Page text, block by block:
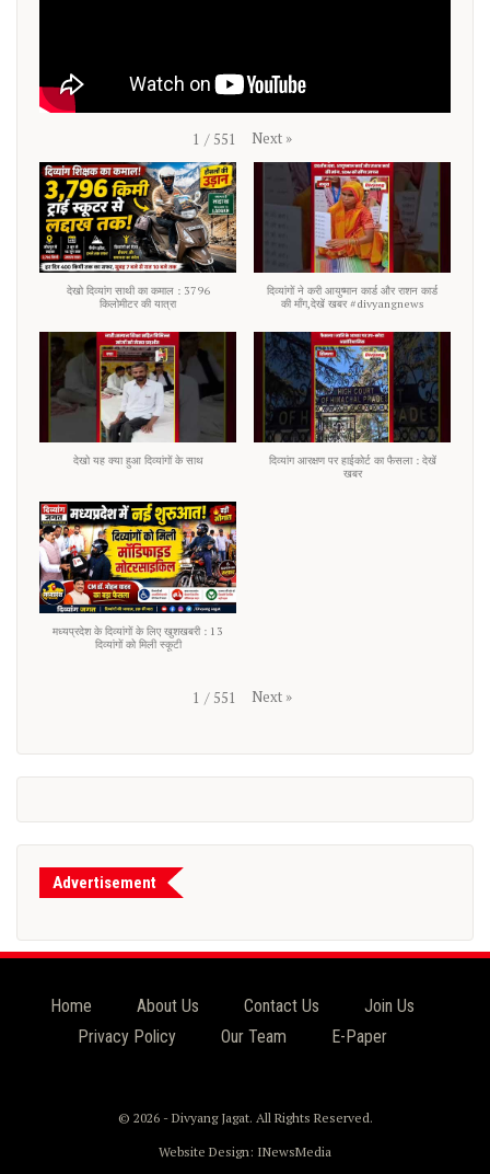
1 / 551 Next »
देखो दिव्यांग साथी का कमाल : 3796
किलोमीटर की यात्रा
दिव्यांगों ने करी आयुष्मान कार्ड और राशन कार्ड
की माँग,देखें खबर #divyangnews
देखो यह क्या हुआ दिव्यांगों के साथ
दिव्यांग आरक्षण पर हाईकोर्ट का फैसला : देखें
खबर
मध्यप्रदेश के दिव्यांगों के लिए खुशखबरी : 13
दिव्यांगों को मिली स्कूटी
1 / 551 Next »
Advertisement
Home About Us Contact Us
Join Us
Privacy Policy
Our Team E-Paper
© 2026 - Divyang Jagat. All Rights Reserved.
Website Design: INewsMedia